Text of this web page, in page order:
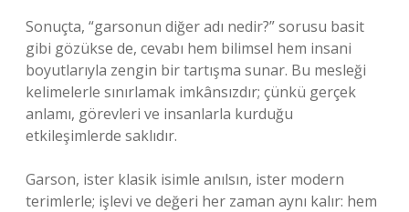
Sonuçta, “garsonun diğer adı nedir?” sorusu basit
gibi gözükse de, cevabı hem bilimsel hem insani
boyutlarıyla zengin bir tartışma sunar. Bu mesleği
kelimelerle sınırlamak imkânsızdır; çünkü gerçek
anlamı, görevleri ve insanlarla kurduğu
etkileşimlerde saklıdır.
Garson, ister klasik isimle anılsın, ister modern
terimlerle; işlevi ve değeri her zaman aynı kalır: hem